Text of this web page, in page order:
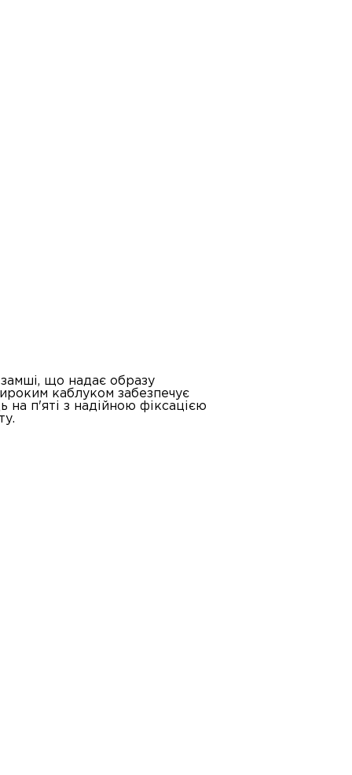
що надає образу
каблуком забезпечує
на п'яті з надійною фіксацією